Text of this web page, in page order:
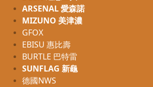
ARSENAL 愛森諾
MIZUNO 美津濃
GFOX
EBISU 惠比壽
BURTLE 巴特雷
SUNFLAG 新龜
德國NWS